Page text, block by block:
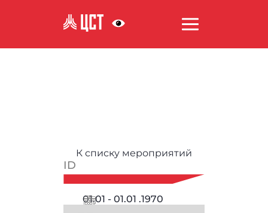
К списку мероприятий
ID
01.01 - 01.01 .1970